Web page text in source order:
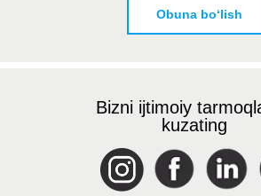
Obuna bo‘lish
Bizni ijtimoiy
kuzating